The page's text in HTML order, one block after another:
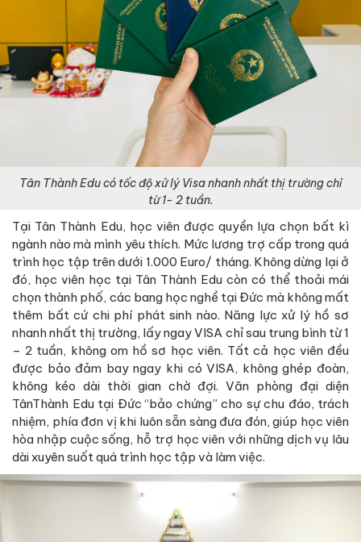
Tân Thành Edu có tốc độ xử lý Visa nhanh nhất thị trường chỉ
từ 1- 2 tuần.
Tại Tân Thành Edu, học viên được quyền lựa chọn bất kì
ngành nào mà mình yêu thích. Mức lương trợ cấp trong quá
trình học tập trên dưới 1.000 Euro/ tháng. Không dừng lại ở
đó, học viên học tại Tân Thành Edu còn có thể thoải mái
chọn thành phố, các bang học nghề tại Đức mà không mất
thêm bất cứ chi phí phát sinh nào. Năng lực xử lý hồ sơ
nhanh nhất thị trường, lấy ngay VISA chỉ sau trung bình từ 1
– 2 tuần, không om hồ sơ học viên. Tất cả học viên đều
được bảo đảm bay ngay khi có VISA, không ghép đoàn,
không kéo dài thời gian chờ đợi. Văn phòng đại diện
TânThành Edu tại Đức “bảo chứng” cho sự chu đáo, trách
nhiệm, phía đơn vị khi luôn sẵn sàng đưa đón, giúp học viên
hòa nhập cuộc sống, hỗ trợ học viên với những dịch vụ lâu
dài xuyên suốt quá trình học tập và làm việc.